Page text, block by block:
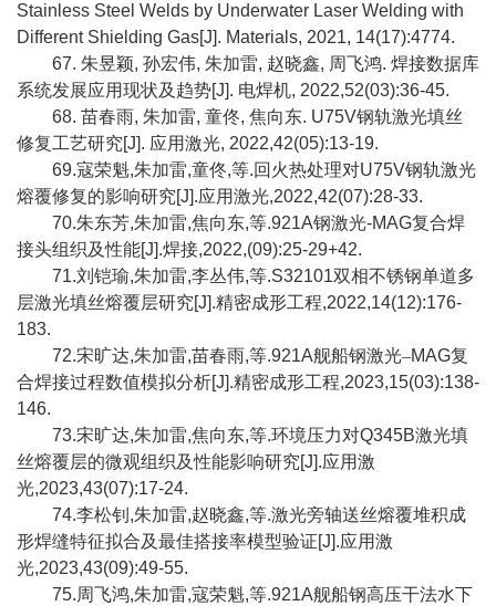
Stainless Steel Welds by Underwater Laser Welding with
Different Shielding Gas[J]. Materials, 2021, 14(17):4774.
67. 朱昱颖, 孙宏伟, 朱加雷, 赵晓鑫, 周飞鸿. 焊接数据库
系统发展应用现状及趋势[J]. 电焊机, 2022,52(03):36-45.
68. 苗春雨, 朱加雷, 童佟, 焦向东. U75V钢轨激光填丝
修复工艺研究[J]. 应用激光, 2022,42(05):13-19.
69.寇荣魁,朱加雷,童佟,等.回火热处理对U75V钢轨激光
熔覆修复的影响研究[J].应用激光,2022,42(07):28-33.
70.朱东芳,朱加雷,焦向东,等.921A钢激光-MAG复合焊
接头组织及性能[J].焊接,2022,(09):25-29+42.
71.刘铠瑜,朱加雷,李丛伟,等.S32101双相不锈钢单道多
层激光填丝熔覆层研究[J].精密成形工程,2022,14(12):176-
183.
72.宋旷达,朱加雷,苗春雨,等.921A舰船钢激光–MAG复
合焊接过程数值模拟分析[J].精密成形工程,2023,15(03):138-
146.
73.宋旷达,朱加雷,焦向东,等.环境压力对Q345B激光填
丝熔覆层的微观组织及性能影响研究[J].应用激
光,2023,43(07):17-24.
74.李松钊 ,朱加雷,赵晓鑫,等.激光旁轴送丝熔覆堆积成
形焊缝特征拟合及最佳搭接率模型验证[J].应用激
光,2023,43(09):49-55.
75.周飞鸿,朱加雷,寇荣魁,等.921A舰船钢高压干法水下